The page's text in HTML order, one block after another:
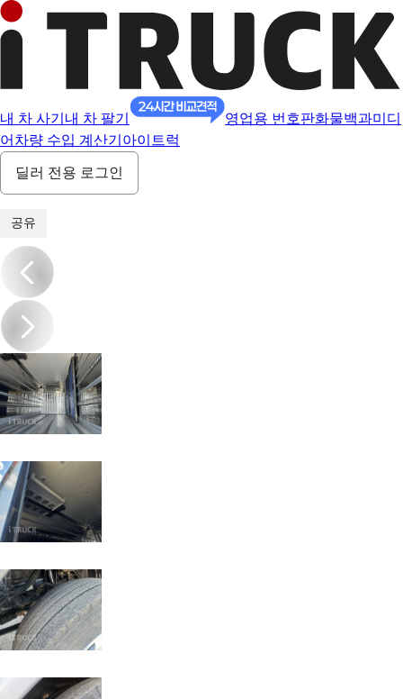
내 차 사기 내 차 팔기 영업용 번호판화물백과미디
어 차량 수입 계산기 아이트럭
딜러 전용 로그인
공유
/13